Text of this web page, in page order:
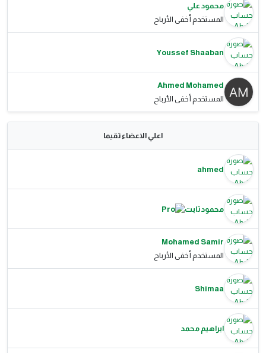
محمود علي
المستخدم أخفى الأرباح
Youssef Shaaban
Ahmed Mohamed
المستخدم أخفى الأرباح
اعلي الاعضاء تقيما
ahmed
محمود ثابت
Mohamed Samir
المستخدم أخفى الأرباح
Shimaa
ابراهيم محمد